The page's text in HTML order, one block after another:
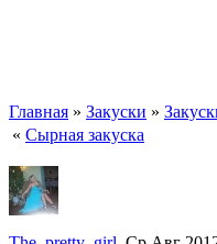
Главная » Закуски »
« Сырная закуска